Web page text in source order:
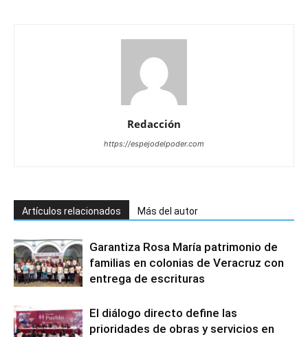
Redacción
https://espejodelpoder.com
Artículos relacionados Más del autor
Garantiza Rosa María patrimonio de
familias en colonias de Veracruz con
entrega de escrituras
El diálogo directo define las
prioridades de obras y servicios en